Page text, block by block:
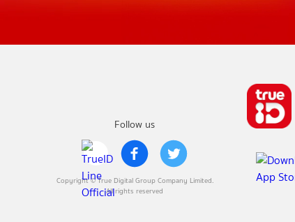
Follow us
Copyright © True Digital Group Company Limited.
All rights reserved